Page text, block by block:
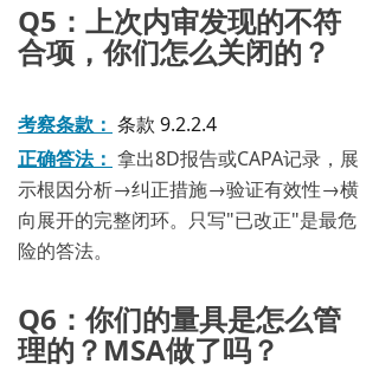
Q5：上次内审发现的不符
合项，你们怎么关闭的？
考察条款： 条款 9.2.2.4
正确答法： 拿出8D报告或CAPA记录，展
示根因分析→纠正措施→验证有效性→横
向展开的完整闭环。只写"已改正"是最危
险的答法。
Q6：你们的量具是怎么管
理的？MSA做了吗？